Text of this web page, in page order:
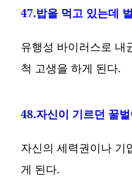
47.밥을 먹고 있는데
유행성 바이러스로 내
척 고생을 하게 된다.
48.자신이 기르던 꿀
자신의 세력권이나 기
게 된다.